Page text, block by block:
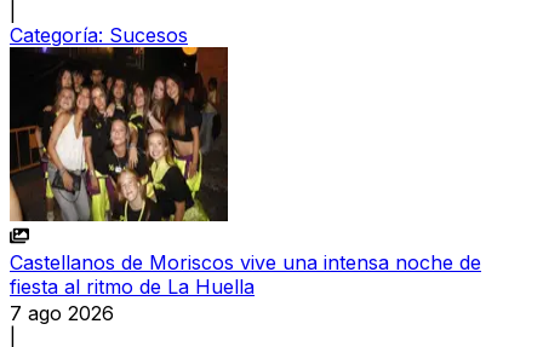
Categoría: Sucesos
Castellanos de Moriscos vive una intensa noche de
fiesta al ritmo de La Huella
7 ago 2026